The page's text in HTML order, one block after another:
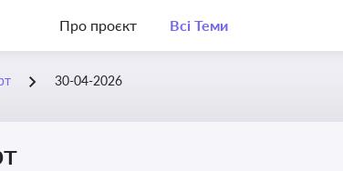
Про проєкт Всі Теми
30-04-2026